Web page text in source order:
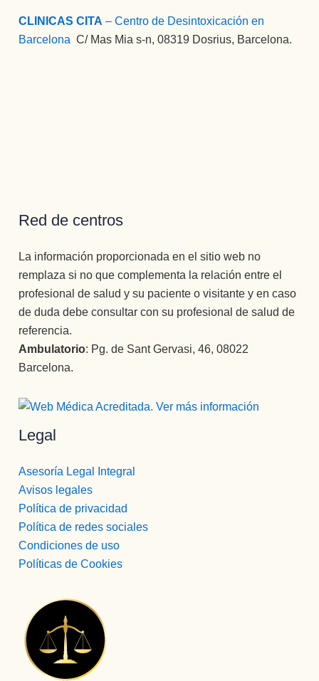
CLINICAS CITA – Centro de Desintoxicación en
Barcelona :C/ Mas Mia s-n, 08319 Dosrius, Barcelona.
Red de centros
La información proporcionada en el sitio web no
remplaza si no que complementa la relación entre el
profesional de salud y su paciente o visitante y en caso
de duda debe consultar con su profesional de salud de
referencia.
Ambulatorio: Pg. de Sant Gervasi, 46, 08022
Barcelona.
Legal
Asesoría Legal Integral
Avisos legales
Política de privacidad
Política de redes sociales
Condiciones de uso
Políticas de Cookies